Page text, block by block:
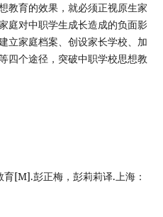
教育的效果，就必须正视原生家
庭对中职学生成长造成的负面影
立家庭档案、创设家长学校、加
四个途径，突破中职学校思想教
[M].彭正梅，彭莉莉译.上海：